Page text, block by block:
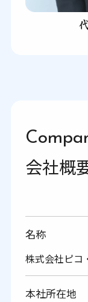
会社概
名称
株式会社ピコ
本社所在地